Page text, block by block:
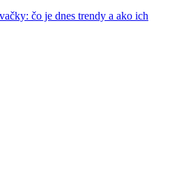
čo je dnes trendy a ako ich